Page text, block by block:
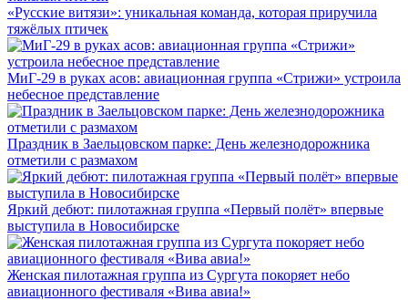
«Русские витязи»: уникальная команда, которая приручила
тяжёлых птичек
МиГ-29 в руках асов: авиационная группа «Стрижи» устроила
небесное представление
Праздник в Заельцовском парке: День железнодорожника
отметили с размахом
Яркий дебют: пилотажная группа «Первый полёт» впервые
выступила в Новосибирске
Женская пилотажная группа из Сургута покоряет небо
авиационного фестиваля «Вива авиа!»